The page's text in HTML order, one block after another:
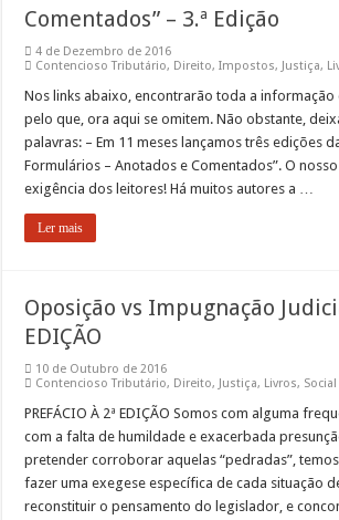
Comentados” – 3.ª Edição
4 de Dezembro de 2016
Contencioso Tributário, Direito,Impostos, Justiça,
Nos links abaixo, encontrarão toda a informação
pelo que, ora aqui se omitem. Não obstante,
palavras: – Em 11 meses lançamos três edições
Formulários – Anotados e Comentados”. O
exigência dos leitores! Há muitos autores a …
Ler mais
Oposição vs Impugnação
EDIÇÃO
10 de Outubro de 2016
Contencioso Tributário, Direito, Justiça, Livros, Social
PREFÁCIO À 2ª EDIÇÃO Somos com alguma
com a falta de humildade e exacerbada
pretender corroborar aquelas “pedradas”,
fazer uma exegese específica de cada situação
reconstituir o pensamento do legislador, e